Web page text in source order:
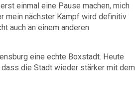
einmal eine Pause machen, mich
mein nächster Kampf wird definitiv
auch an einem anderen
eine echte Boxstadt. Heute
die Stadt wieder stärker mit dem